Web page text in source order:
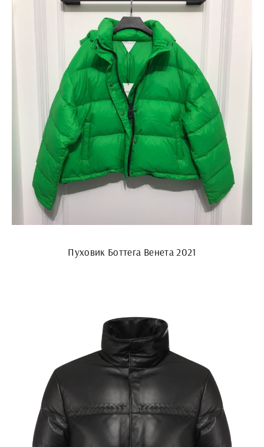
Пуховик Боттега Венета 2021